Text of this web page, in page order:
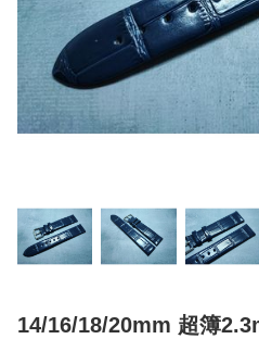
14/16/18/20mm 超簿